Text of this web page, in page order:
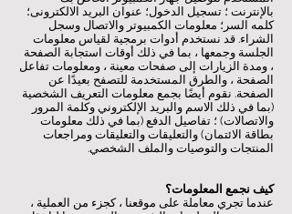
بالإنترنت ؛ تسجيل الدخول؛ عنوان البريد الالكترونى؛
كلمه السر؛ معلومات الكمبيوتر والاتصال وسجل
الشراء. قد نستخدم أدوات برمجية لقياس معلومات
الجلسة وجمعها ، بما في ذلك أوقات استجابة الصفحة
، ومدة الزيارات إلى صفحات معينة ، ومعلومات تفاعل
الصفحة ، والطرق المستخدمة للتصفح بعيدًا عن
الصفحة. نقوم أيضًا بجمع معلومات التعريف الشخصية
(بما في ذلك الاسم والبريد الإلكتروني وكلمة المرور
والاتصالات) ؛ تفاصيل الدفع (بما في ذلك معلومات
بطاقة الائتمان) والتعليقات والتعليقات ومراجعات
المنتجات والتوصيات والملف الشخصي.
كيف نجمع المعلومات؟
عندما تجري معاملة على موقعنا ، كجزء من العملية ،